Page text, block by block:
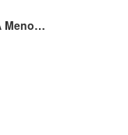
Meno…